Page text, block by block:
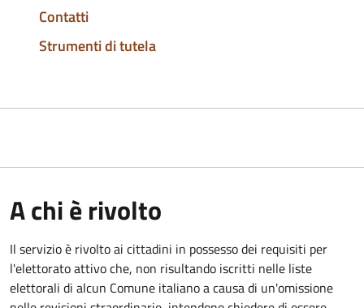
Contatti
Strumenti di tutela
A chi è rivolto
Il servizio è rivolto ai cittadini in possesso dei requisiti per
l'elettorato attivo che, non risultando iscritti nelle liste
elettorali di alcun Comune italiano a causa di un'omissione